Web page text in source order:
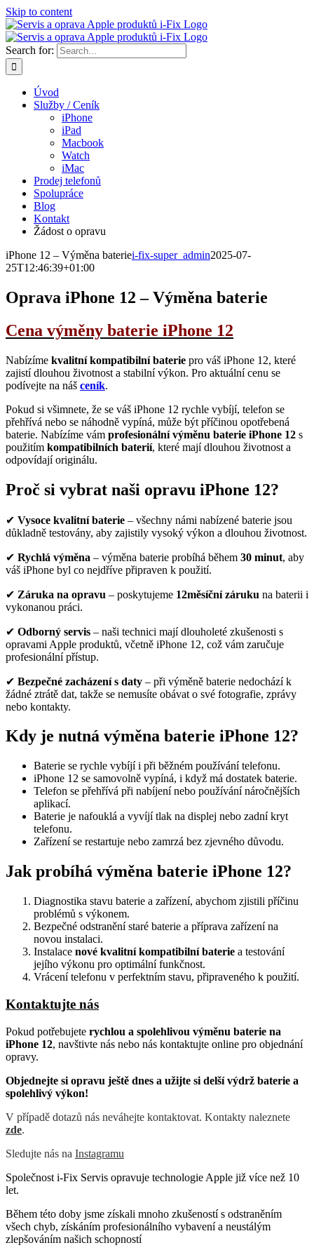
Skip to content
Search for:
Úvod
Služby / Ceník
iPhone
iPad
Macbook
Watch
iMac
Prodej telefonů
Spolupráce
Blog
Kontakt
Žádost o opravu
iPhone 12 – Výměna bateriei-fix-super_admin2025-07-
25T12:46:39+01:00
Oprava iPhone 12 – Výměna baterie
Cena výměny baterie iPhone 12
Nabízíme kvalitní kompatibilní baterie pro váš iPhone 12, které
zajistí dlouhou životnost a stabilní výkon. Pro aktuální cenu se
podívejte na náš ceník.
Pokud si všimnete, že se váš iPhone 12 rychle vybíjí, telefon se
přehřívá nebo se náhodně vypíná, může být příčinou opotřebená
baterie. Nabízíme vám profesionální výměnu baterie iPhone 12 s
použitím kompatibilních baterií, které mají dlouhou životnost a
odpovídají originálu.
Proč si vybrat naši opravu iPhone 12?
✔ Vysoce kvalitní baterie – všechny námi nabízené baterie jsou
důkladně testovány, aby zajistily vysoký výkon a dlouhou životnost.
✔ Rychlá výměna – výměna baterie probíhá během 30 minut, aby
váš iPhone byl co nejdříve připraven k použití.
✔ Záruka na opravu – poskytujeme 12měsíční záruku na baterii i
vykonanou práci.
✔ Odborný servis – naši technici mají dlouholeté zkušenosti s
opravami Apple produktů, včetně iPhone 12, což vám zaručuje
profesionální přístup.
✔ Bezpečné zacházení s daty – při výměně baterie nedochází k
žádné ztrátě dat, takže se nemusíte obávat o své fotografie, zprávy
nebo kontakty.
Kdy je nutná výměna baterie iPhone 12?
Baterie se rychle vybíjí i při běžném používání telefonu.
iPhone 12 se samovolně vypíná, i když má dostatek baterie.
Telefon se přehřívá při nabíjení nebo používání náročnějších
aplikací.
Baterie je nafouklá a vyvíjí tlak na displej nebo zadní kryt
telefonu.
Zařízení se restartuje nebo zamrzá bez zjevného důvodu.
Jak probíhá výměna baterie iPhone 12?
Diagnostika stavu baterie a zařízení, abychom zjistili příčinu
problémů s výkonem.
Bezpečné odstranění staré baterie a příprava zařízení na
novou instalaci.
Instalace nové kvalitní kompatibilní baterie a testování
jejího výkonu pro optimální funkčnost.
Vrácení telefonu v perfektním stavu, připraveného k použití.
Kontaktujte nás
Pokud potřebujete rychlou a spolehlivou výměnu baterie na
iPhone 12, navštivte nás nebo nás kontaktujte online pro objednání
opravy.
Objednejte si opravu ještě dnes a užijte si delší výdrž baterie a
spolehlivý výkon!
V případě dotazů nás neváhejte kontaktovat. Kontakty naleznete
zde.
Sledujte nás na Instagramu
Společnost i-Fix Servis opravuje technologie Apple již více než 10
let.
Během této doby jsme získali mnoho zkušeností s odstraněním
všech chyb, získáním profesionálního vybavení a neustálým
zlepšováním našich schopností